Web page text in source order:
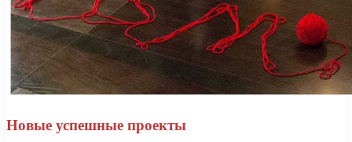
Новые успешные проекты